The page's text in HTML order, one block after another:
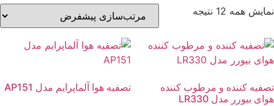
نمایش همه 12 نتیجه
تصفیه کننده و مرطوب کننده
هوای بیورر مدل LR330
تصفیه هوا آلماپرایم مدل AP151